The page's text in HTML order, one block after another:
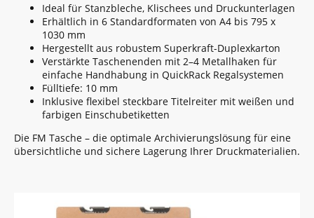
Ideal für Stanzbleche, Klischees und Druckunterlagen
Erhältlich in 6 Standardformaten von A4 bis 795 x
1030 mm
Hergestellt aus robustem Superkraft-Duplexkarton
Verstärkte Taschenenden mit 2–4 Metallhaken für
einfache Handhabung in QuickRack Regalsystemen
Fülltiefe: 10 mm
Inklusive flexibel steckbare Titelreiter mit weißen und
farbigen Einschubetiketten
Die FM Tasche – die optimale Archivierungslösung für eine
übersichtliche und sichere Lagerung Ihrer Druckmaterialien.